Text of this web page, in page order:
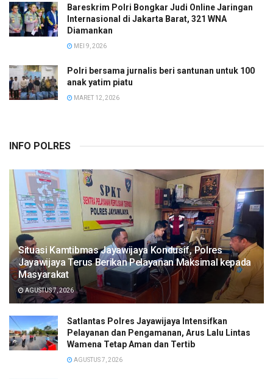
Bareskrim Polri Bongkar Judi Online Jaringan
Internasional di Jakarta Barat, 321 WNA
Diamankan
MEI 9, 2026
Polri bersama jurnalis beri santunan untuk 100
anak yatim piatu
MARET 12, 2026
INFO POLRES
Situasi Kamtibmas Jayawijaya Kondusif, Polres
Jayawijaya Terus Berikan Pelayanan Maksimal kepada
Masyarakat
AGUSTUS 7, 2026
Satlantas Polres Jayawijaya Intensifkan
Pelayanan dan Pengamanan, Arus Lalu Lintas
Wamena Tetap Aman dan Tertib
AGUSTUS 7, 2026